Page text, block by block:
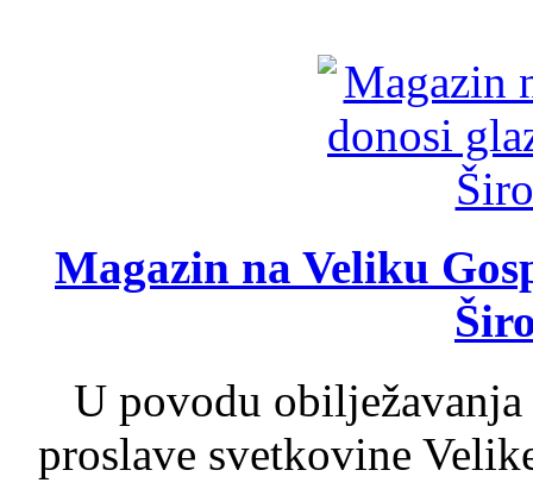
Magazin na Veliku
U povodu
proslave svetkovine